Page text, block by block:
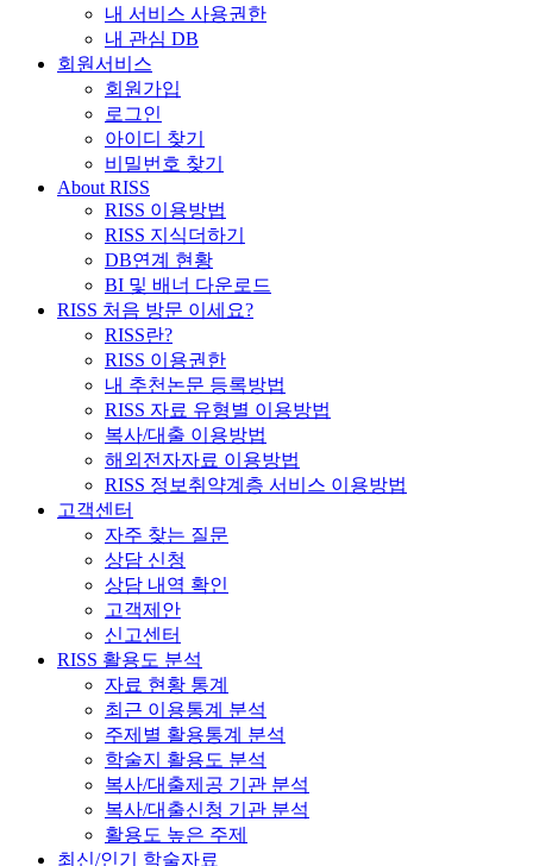
내 서비스 사용권한
내 관심 DB
회원서비스
회원가입
로그인
아이디 찾기
비밀번호 찾기
About RISS
RISS 이용방법
RISS 지식더하기
DB연계 현황
BI 및 배너 다운로드
RISS 처음 방문 이세요?
RISS란?
RISS 이용권한
내 추천논문 등록방법
RISS 자료 유형별 이용방법
복사/대출 이용방법
해외전자자료 이용방법
RISS 정보취약계층 서비스 이용방법
고객센터
자주 찾는 질문
상담 신청
상담 내역 확인
고객제안
신고센터
RISS 활용도 분석
자료 현황 통계
최근 이용통계 분석
주제별 활용통계 분석
학술지 활용도 분석
복사/대출제공 기관 분석
복사/대출신청 기관 분석
활용도 높은 주제
최신/인기 학술자료